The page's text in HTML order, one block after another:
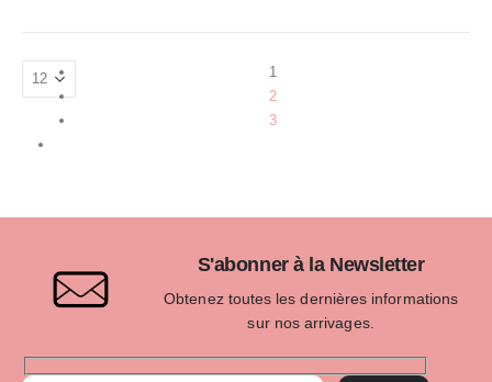
1
2
3
S'abonner à la Newsletter
Obtenez toutes les dernières informations
sur nos arrivages.